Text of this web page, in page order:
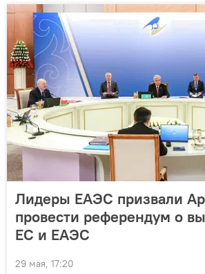
Лидеры ЕАЭС призвали
провести референдум о
ЕС и ЕАЭС
29 мая, 17:20